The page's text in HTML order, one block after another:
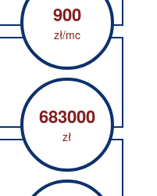
900
zł/mc
683000
zł